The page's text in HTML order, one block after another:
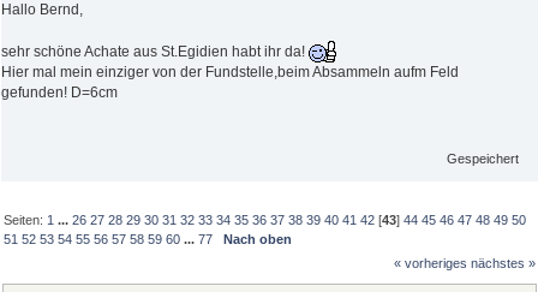
Hallo Bernd,
sehr schöne Achate aus St.Egidien habt ihr da!
Hier mal mein einziger von der Fundstelle,beim Absammeln aufm Feld
gefunden! D=6cm
Gespeichert
Seiten: 1 ...26 27 28 29 30 31 32 33 34 35 36 37 38 39 40 41 42 [43]44 45 46 47 48 49 50
51 52 53 54 55 56 57 58 59 60 ...77
Nach oben
« vorheriges nächstes »